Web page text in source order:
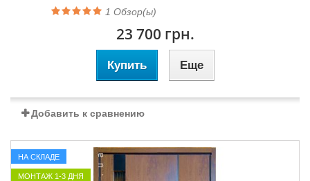
1 Обзор(ы)
23 700 грн.
Купить Еще
Добавить к сравнению
НА СКЛАДЕ
МОНТАЖ 1-3 ДНЯ